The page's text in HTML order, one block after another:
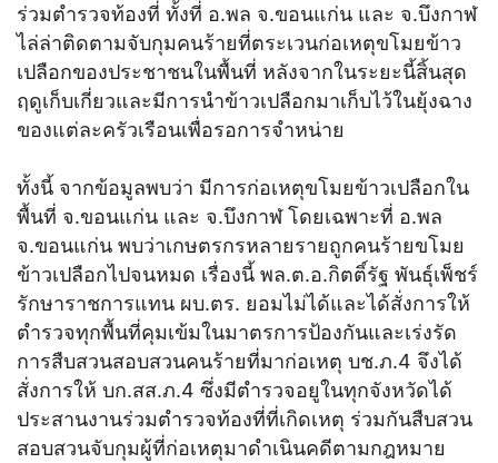
ร่วมตำรวจท้องที่ ทั้งที่ อ.พล จ.ขอนแก่น และ จ.บึงกาฬ
ไล่ล่าติดตามจับกุมคนร้ายที่ตระเวนก่อเหตุขโมยข้าว
เปลือกของประชาชนในพื้นที่ หลังจากในระยะนี้สิ้นสุด
ฤดูเก็บเกี่ยวและมีการนำข้าวเปลือกมาเก็บไว้ในยุ้งฉาง
ของแต่ละครัวเรือนเพื่อรอการจำหน่าย
ทั้งนี้ จากข้อมูลพบว่า มีการก่อเหตุขโมยข้าวเปลือกใน
พื้นที่ จ.ขอนแก่น และ จ.บึงกาฬ โดยเฉพาะที่ อ.พล
จ.ขอนแก่น พบว่าเกษตรกรหลายรายถูกคนร้ายขโมย
ข้าวเปลือกไปจนหมด เรื่องนี้ พล.ต.อ.กิตติ์รัฐ พันธุ์เพ็ชร์
รักษาราชการแทน ผบ.ตร. ยอมไม่ได้และได้สั่งการให้
ตำรวจทุกพื้นที่คุมเข้มในมาตรการป้องกันและเร่งรัด
การสืบสวนสอบสวนคนร้ายที่มาก่อเหตุ บช.ภ.4 จึงได้
สั่งการให้ บก.สส.ภ.4 ซึ่งมีตำรวจอยูในทุกจังหวัดได้
ประสานงานร่วมตำรวจท้องที่ที่เกิดเหตุ ร่วมกันสืบสวน
สอบสวนจับกุมผู้ที่ก่อเหตุมาดำเนินคดีตามกฎหมาย